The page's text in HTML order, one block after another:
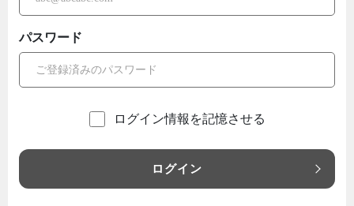
パスワード
ログイン情報を記憶させる
ログイン